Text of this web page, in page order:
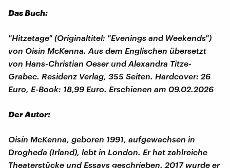
Das Buch:
"Hitzetage" (Originaltitel: "Evenings and Weekends")
von Oisín McKenna. Aus dem Englischen übersetzt
von Hans-Christian Oeser und Alexandra Titze-
Grabec. Residenz Verlag, 355 Seiten. Hardcover: 26
Euro, E-Book: 18,99 Euro. Erschienen am 09.02.2026
Der Autor:
Oisín McKenna, geboren 1991, aufgewachsen in
Drogheda (Irland), lebt in London. Er hat zahlreiche
Theaterstücke und Essays geschrieben. 2017 wurde er